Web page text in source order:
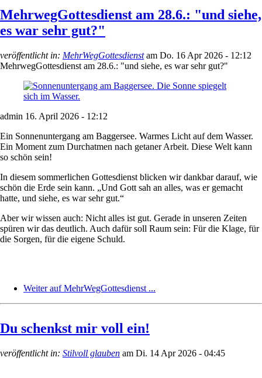
MehrwegGottesdienst am 28.6.: "und siehe,
es war sehr gut?"
veröffentlicht in: MehrWegGottesdienstam Do. 16 Apr 2026 - 12:12
MehrwegGottesdienst am 28.6.: "und siehe, es war sehr gut?"
admin 16. April 2026 - 12:12
Ein Sonnenuntergang am Baggersee. Warmes Licht auf dem Wasser.
Ein Moment zum Durchatmen nach getaner Arbeit. Diese Welt kann
so schön sein!
In diesem sommerlichen Gottesdienst blicken wir dankbar darauf, wie
schön die Erde sein kann. „Und Gott sah an alles, was er gemacht
hatte, und siehe, es war sehr gut.“
Aber wir wissen auch: Nicht alles ist gut. Gerade in unseren Zeiten
spüren wir das deutlich. Auch dafür soll Raum sein: Für die Klage, für
die Sorgen, für die eigene Schuld.
Weiter auf MehrWegGottesdienst ...
Du schenkst mir voll ein!
veröffentlicht in: Stilvoll glauben am Di. 14 Apr 2026 - 04:45